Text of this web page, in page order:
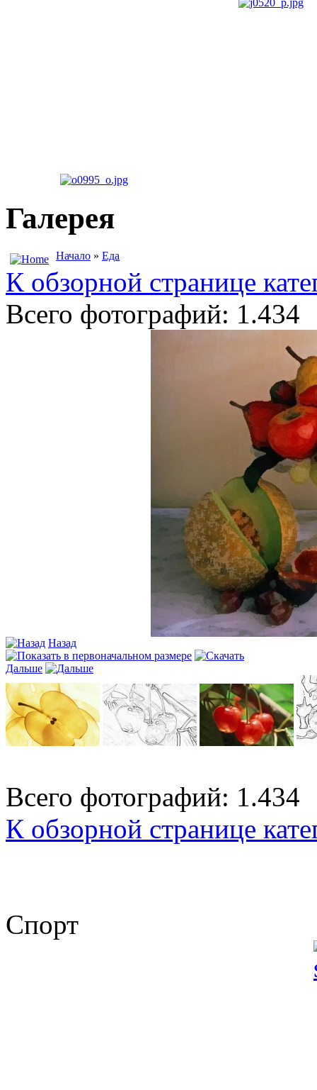
Галерея
Начало » Еда
К обзорной странице
Всего фотографий: 1.434
Назад
Дальше
Всего фотографий: 1.434
К обзорной странице
Спорт